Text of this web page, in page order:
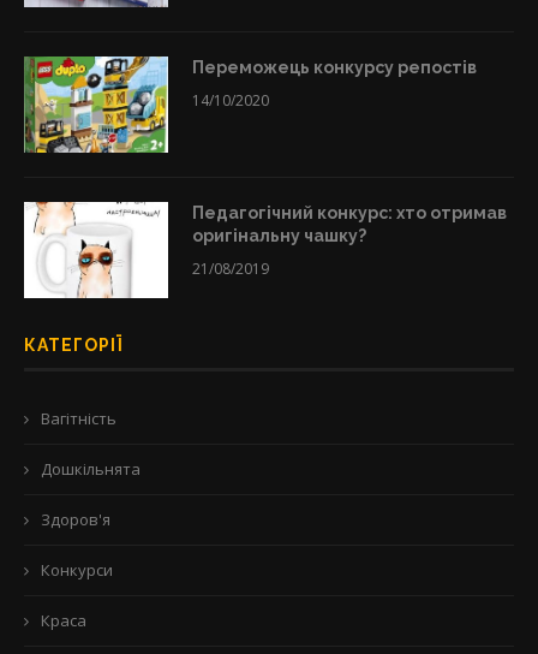
Переможець конкурсу репостів
14/10/2020
Педагогічний конкурс: хто отримав
оригінальну чашку?
21/08/2019
КАТЕГОРІЇ
Вагітність
Дошкільнята
Здоров'я
Конкурси
Краса